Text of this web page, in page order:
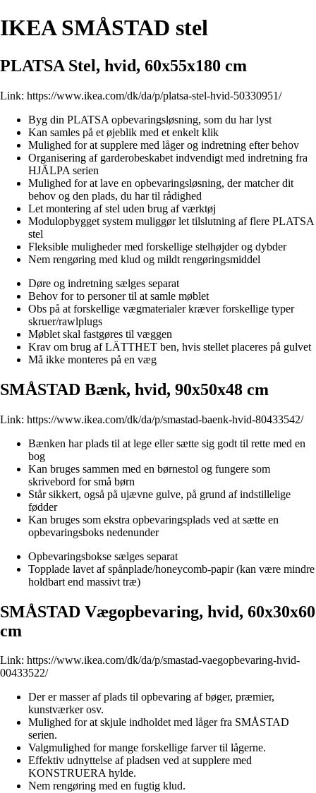
IKEA SMÅSTAD stel
PLATSA Stel, hvid, 60x55x180 cm
Link: https://www.ikea.com/dk/da/p/platsa-stel-hvid-50330951/
Byg din PLATSA opbevaringsløsning, som du har lyst
Kan samles på et øjeblik med et enkelt klik
Mulighed for at supplere med låger og indretning efter behov
Organisering af garderobeskabet indvendigt med indretning fra
HJÄLPA serien
Mulighed for at lave en opbevaringsløsning, der matcher dit
behov og den plads, du har til rådighed
Let montering af stel uden brug af værktøj
Modulopbygget system muliggør let tilslutning af flere PLATSA
stel
Fleksible muligheder med forskellige stelhøjder og dybder
Nem rengøring med klud og mildt rengøringsmiddel
Døre og indretning sælges separat
Behov for to personer til at samle møblet
Obs på at forskellige vægmaterialer kræver forskellige typer
skruer/rawlplugs
Møblet skal fastgøres til væggen
Krav om brug af LÄTTHET ben, hvis stellet placeres på gulvet
Må ikke monteres på en væg
SMÅSTAD Bænk, hvid, 90x50x48 cm
Link: https://www.ikea.com/dk/da/p/smastad-baenk-hvid-80433542/
Bænken har plads til at lege eller sætte sig godt til rette med en
bog
Kan bruges sammen med en børnestol og fungere som
skrivebord for små børn
Står sikkert, også på ujævne gulve, på grund af indstillelige
fødder
Kan bruges som ekstra opbevaringsplads ved at sætte en
opbevaringsboks nedenunder
Opbevaringsbokse sælges separat
Topplade lavet af spånplade/honeycomb-papir (kan være mindre
holdbart end massivt træ)
SMÅSTAD Vægopbevaring, hvid, 60x30x60
cm
Link: https://www.ikea.com/dk/da/p/smastad-vaegopbevaring-hvid-
00433522/
Der er masser af plads til opbevaring af bøger, præmier,
kunstværker osv.
Mulighed for at skjule indholdet med låger fra SMÅSTAD
serien.
Valgmulighed for mange forskellige farver til lågerne.
Effektiv udnyttelse af pladsen ved at supplere med
KONSTRUERA hylde.
Nem rengøring med en fugtig klud.